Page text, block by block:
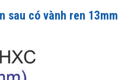
sau có vành ren 13mm